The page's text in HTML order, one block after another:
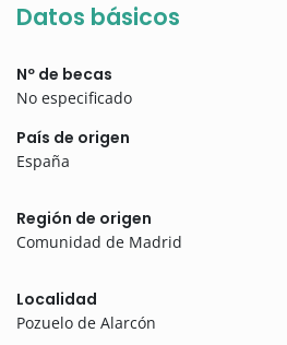
Datos básicos
Nº de becas
No especificado
País de origen
España
Región de origen
Comunidad de Madrid
Localidad
Pozuelo de Alarcón